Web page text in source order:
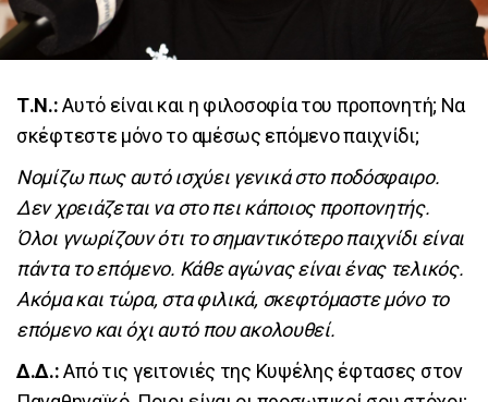
Τ.Ν.:Αυτό είναι και η φιλοσοφία του προπονητή; Να
σκέφτεστε μόνο το αμέσως επόμενο παιχνίδι;
Νομίζω πως αυτό ισχύει γενικά στο ποδόσφαιρο.
Δεν χρειάζεται να στο πει κάποιος προπονητής.
Όλοι γνωρίζουν ότι το σημαντικότερο παιχνίδι είναι
πάντα το επόμενο. Κάθε αγώνας είναι ένας τελικός.
Ακόμα και τώρα, στα φιλικά, σκεφτόμαστε μόνο το
επόμενο και όχι αυτό που ακολουθεί.
Δ.Δ.:Από τις γειτονιές της Κυψέλης έφτασες στον